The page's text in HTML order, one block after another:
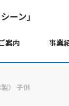
ーン」
案内 事業
） 子供